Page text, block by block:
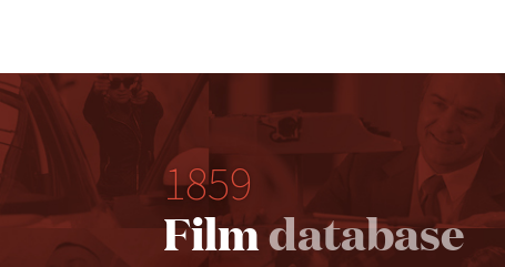
1859
Filmdatabase